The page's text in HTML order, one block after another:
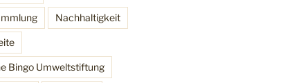
Nachhaltigkeit
Bingo Umweltstiftung